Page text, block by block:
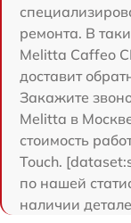
ремонта. В
Melitta Caffeo
доставит
Закажите
Melitta в
стоимость
Touch.
по нашей
наличии